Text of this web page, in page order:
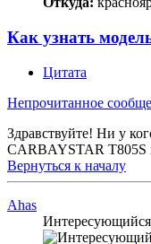
Как узнать
Цитата
Непрочитанное
Здравствуйте! Ни у
CARBAYSTAR T805S
Вернуться к началу
Ahas
Интересующийся